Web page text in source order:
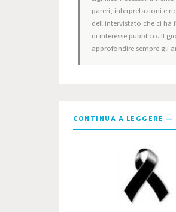
pareri, interpretazioni e
dell'intervistato che ci ha
di interesse pubblico. Il
approfondire sempre gli
CONTINUA A LEGGERE —